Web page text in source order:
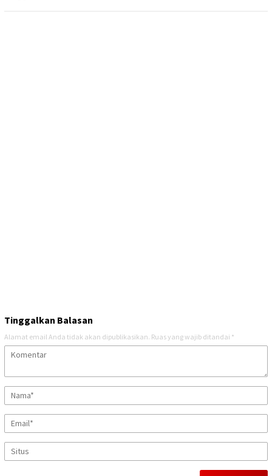
Tinggalkan Balasan
Alamat email Anda tidak akan dipublikasikan. Ruas yang wajib ditandai *